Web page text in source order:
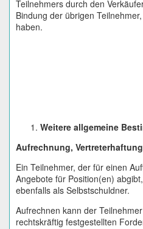
Teilnehmers durch den
Bindung der übrigen
haben.
Weitere allgemeine
Aufrechnung, Vertreterhaftung
Ein Teilnehmer, der für einen
Angebote für Position(en)
ebenfalls als Selbstschuldner.
Aufrechnen kann der
rechtskräftig festgestellten